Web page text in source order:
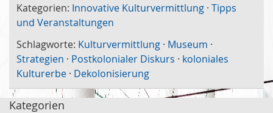
Kategorien: Innovative Kulturvermittlung · Tipps
und Veranstaltungen
Schlagworte: Kulturvermittlung · Museum ·
Strategien · Postkolonialer Diskurs · koloniales
Kulturerbe · Dekolonisierung
Kategorien